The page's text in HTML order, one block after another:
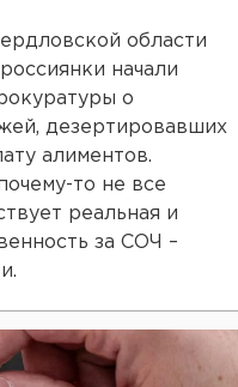
области
начали
о
дезертировавших
алиментов.
то не все
реальная и
за СОЧ –